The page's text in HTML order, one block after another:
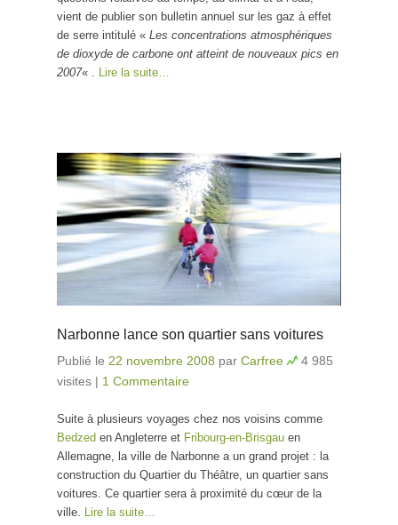
carbone ont
atteint de
nouveaux pics
vient de publier son bulletin annuel sur les gaz à effet
de serre intitulé « Les concentrations atmosphériques
de dioxyde de carbone ont atteint de nouveaux pics en
2007« . Lire la suite…
Narbonne lance son quartier sans voitures
Publié le 22 novembre 2008 par Carfree
4 985
visites | 1 Commentaire
Suite à plusieurs voyages chez nos voisins comme
Bedzed en Angleterre et Fribourg-en-Brisgau en
Allemagne, la ville de Narbonne a un grand projet : la
construction du Quartier du Théâtre, un quartier sans
voitures. Ce quartier sera à proximité du cœur de la
ville. Lire la suite…